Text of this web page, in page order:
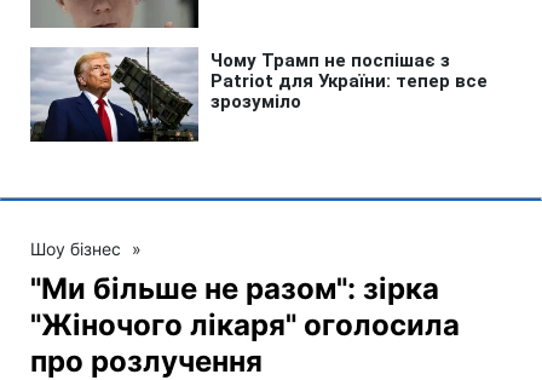
Шоу бізнес »
"Ми більше не разом": зірка
"Жіночого лікаря" оголосила
про розлучення